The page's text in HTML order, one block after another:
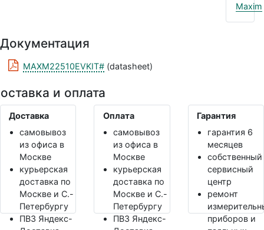
Maxim
Документация
MAXM22510EVKIT# (datasheet)
и оплата
Доставка
самовывоз
из офиса в
Москве
курьерская
доставка по
Москве и С.-
Петербургу
ПВЗ Яндекс-
Оплата
самовывоз
из офиса в
Москве
курьерская
доставка по
Москве и С.-
Петербургу
ПВЗ Яндекс-
Гарантия
гарантия 6
месяцев
собственный
сервисный
центр
ремонт
приборов и